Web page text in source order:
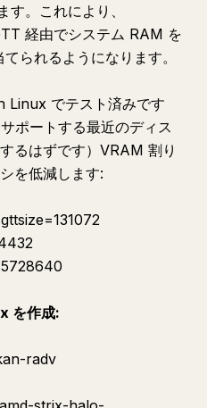
。これにより、
経由でシステム RAM を
られるようになります。
Linux でテスト済みです
ポートする最近のディス
るはずです）VRAM 割り
を低減します:
を作成:
radv